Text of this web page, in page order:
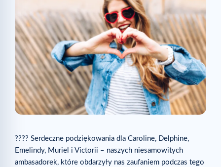
???? Serdeczne podziękowania dla Caroline, Delphine,
Emelindy, Muriel i Victorii – naszych niesamowitych
ambasadorek, które obdarzyły nas zaufaniem podczas tego